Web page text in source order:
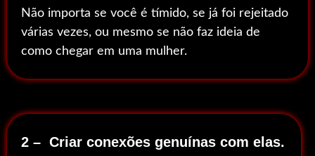
Não importa se você é tímido, se já foi rejeitado
várias vezes, ou mesmo se não faz ideia de
como chegar em uma mulher.
2 – Criar conexões genuínas com elas.